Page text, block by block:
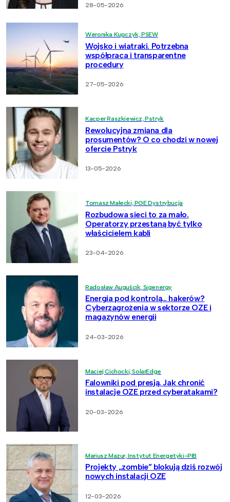
28-05-2026
Weronika Kupczyk, PSEW
Wojsko i wiatraki. Potrzebna
współpraca i transparentne
procedury
27-05-2026
Kacper Raszkiewicz, Pstryk
Rewolucyjna zmiana dla
prosumentów? O co chodzi w nowej
ofercie Pstryk
13-05-2026
Tomasz Małecki, PGE Dystrybucja
Rozbudowa sieci to za mało.
Operatorzy przestaną być tylko
właścicielem kabli
23-04-2026
Radosław Auguścik, Sigenergy
Energia pod kontrolą… hakerów?
Cyberzagrożenia w sektorze OZE i
magazynów energii
24-03-2026
Maciej Cichocki, SolarEdge
Falowniki pod presją. Jak chronić
instalacje OZE przed cyberatakami?
20-03-2026
Mariusz Mazur, Instytut Energetyki-PIB
Projekty „zombie” blokują dziś rozwój
nowych instalacji OZE
12-03-2026